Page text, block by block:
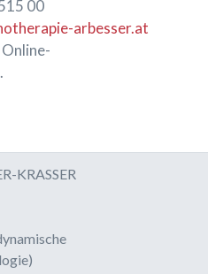
00
arbesser.at
KRASSER